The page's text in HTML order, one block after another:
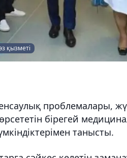
қызметі
проблемалары,
бірегей
танысты.